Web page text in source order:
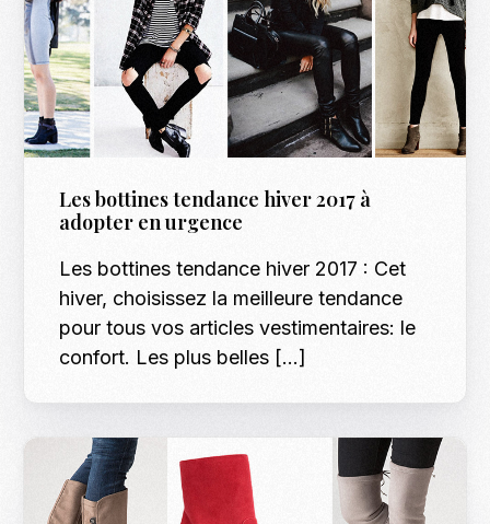
Les bottines tendance hiver 2017 à
adopter en urgence
Les bottines tendance hiver 2017 : Cet
hiver, choisissez la meilleure tendance
pour tous vos articles vestimentaires: le
confort. Les plus belles […]